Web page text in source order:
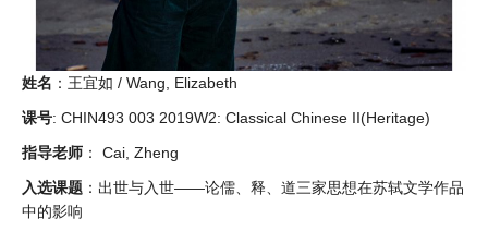
姓名 ：王宜如 / Wang, Elizabeth
课号: CHIN493 003 2019W2: Classical Chinese II(Heritage)
指导老师 ： Cai, Zheng
入选课题 ：出世与入世——论儒、释、道三家思想在苏轼文学作品
中的影响